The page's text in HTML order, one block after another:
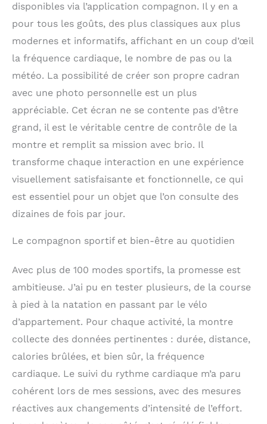
disponibles via l’application compagnon. Il y en a
pour tous les goûts, des plus classiques aux plus
modernes et informatifs, affichant en un coup d’œil
la fréquence cardiaque, le nombre de pas ou la
météo. La possibilité de créer son propre cadran
avec une photo personnelle est un plus
appréciable. Cet écran ne se contente pas d’être
grand, il est le véritable centre de contrôle de la
montre et remplit sa mission avec brio. Il
transforme chaque interaction en une expérience
visuellement satisfaisante et fonctionnelle, ce qui
est essentiel pour un objet que l’on consulte des
dizaines de fois par jour.
Le compagnon sportif et bien-être au quotidien
Avec plus de 100 modes sportifs, la promesse est
ambitieuse. J’ai pu en tester plusieurs, de la course
à pied à la natation en passant par le vélo
d’appartement. Pour chaque activité, la montre
collecte des données pertinentes : durée, distance,
calories brûlées, et bien sûr, la fréquence
cardiaque. Le suivi du rythme cardiaque m’a paru
cohérent lors de mes sessions, avec des mesures
réactives aux changements d’intensité de l’effort.